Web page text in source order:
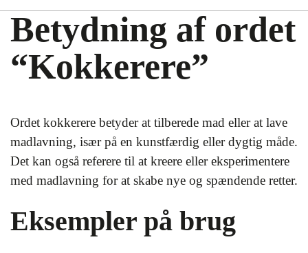
Betydning af ordet
“Kokkerere”
Ordet kokkerere betyder at tilberede mad eller at lave
madlavning, især på en kunstfærdig eller dygtig måde.
Det kan også referere til at kreere eller eksperimentere
med madlavning for at skabe nye og spændende retter.
Eksempler på brug